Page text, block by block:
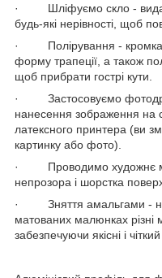
· Шліфуємо скло -
будь-які нерівності, щоб
· Полірування - кромка
форму трапеції, а також
щоб прибрати гострі кути.
· Застосовуємо
нанесення зображення на
латексного принтера (ви
картинку або фото).
· Проводимо художнє
непрозора і шорстка
· Зняття амальгами -
матованих малюнках
забезпечуючи якісні і